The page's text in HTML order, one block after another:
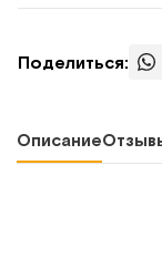
Поделиться:
Описание